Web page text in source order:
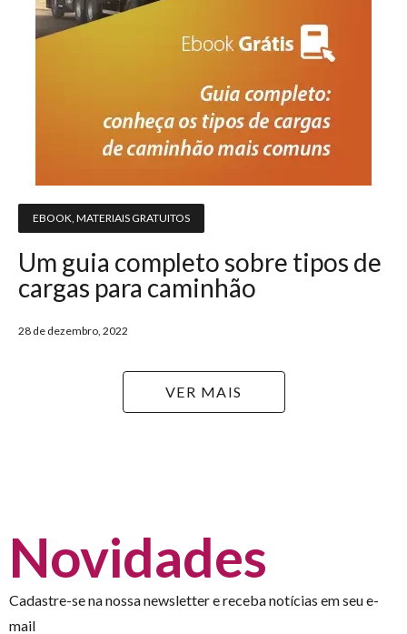
EBOOK MATERIAIS GRATUITOS
Um guia completo sobre tipos de
cargas para caminhão
28 de dezembro, 2022
VER MAIS
Novidades
Cadastre-se na nossa newsletter e receba notícias em seu e-
mail